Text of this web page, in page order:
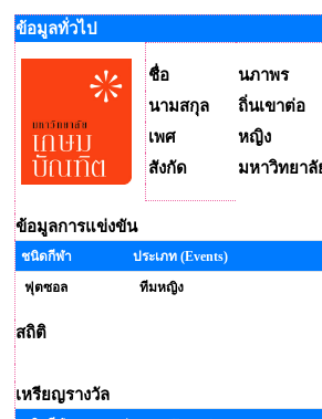
ข้อมูลทั่วไป
ชื่อ
นภาพร
นามสกุล
ถิ่นเขาต่อ
เพศ
หญิง
สังกัด
มหาวิทยา
ข้อมูลการแข่งขัน
ชนิดกีฬา
ประเภท (Events)
ฟุตซอล
ทีมหญิง
สถิติ
เหรียญรางวัล